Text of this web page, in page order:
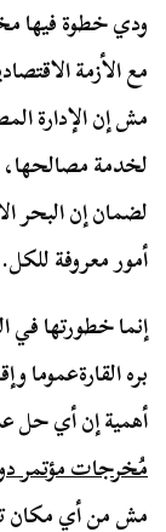
ودي خطوة فيها
مع الأزمة
مش إن الإدارة
لخدمة مصالحها،
لضمان إن البحر
أمور معروفة للكل.
إنما خطورتها في
بره
أهمية إن أي حل
مُخرجات مؤتمر
مش من أي مكان